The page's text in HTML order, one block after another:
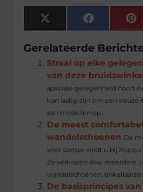
X
(Twitter)
Facebook
Gerelateerde
Straal op elke
van deze
speciale gelegenheid hoort
kan lastig zijn om een keuze
aan modellen op...
De meest
wandelschoenen De
voor dames vindt u bij
Ze verkopen daar meerdere
wandelschoenen, enkellaarzen
De basisprincipes